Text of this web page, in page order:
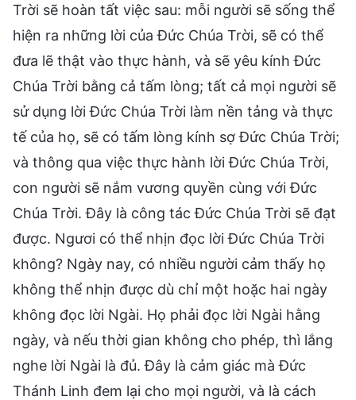
Trời sẽ hoàn tất việc sau: mỗi người sẽ sống thể
hiện ra những lời của Đức Chúa Trời, sẽ có thể
đưa lẽ thật vào thực hành, và sẽ yêu kính Đức
Chúa Trời bằng cả tấm lòng; tất cả mọi người sẽ
sử dụng lời Đức Chúa Trời làm nền tảng và thực
tế của họ, sẽ có tấm lòng kính sợ Đức Chúa Trời;
và thông qua việc thực hành lời Đức Chúa Trời,
con người sẽ nắm vương quyền cùng với Đức
Chúa Trời. Đây là công tác Đức Chúa Trời sẽ đạt
được. Ngươi có thể nhịn đọc lời Đức Chúa Trời
không? Ngày nay, có nhiều người cảm thấy họ
không thể nhịn được dù chỉ một hoặc hai ngày
không đọc lời Ngài. Họ phải đọc lời Ngài hằng
ngày, và nếu thời gian không cho phép, thì lắng
nghe lời Ngài là đủ. Đây là cảm giác mà Đức
Thánh Linh đem lại cho mọi người, và là cách